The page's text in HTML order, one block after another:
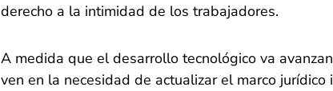
derecho a la intimidad de los trabajadores.
A medida que el desarrollo tecnológico va
ven en la necesidad de actualizar el marco